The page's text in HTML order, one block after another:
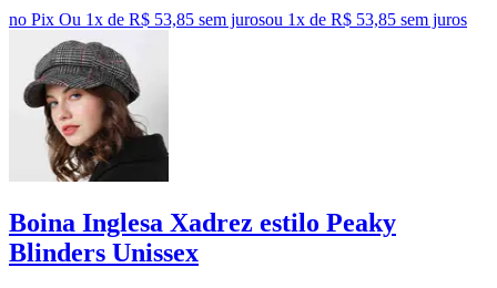
no Pix Ou 1x de R$ 53,85 sem jurosou 1x de R$ 53,85 sem juros
Boina Inglesa Xadrez estilo Peaky
Blinders Unissex